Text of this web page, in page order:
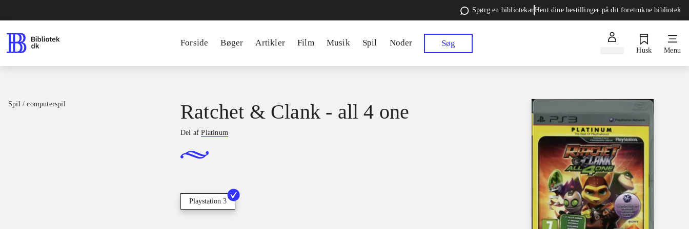
Spørg en bibliotekarHent dine bestillinger på dit foretrukne bibliotek
Forside Bøger Artikler Film Musik Spil Noder Søg
Husk Menu
Spil / computerspil Ratchet & Clank - all 4 one
Del afPlatinum
Playstation 3